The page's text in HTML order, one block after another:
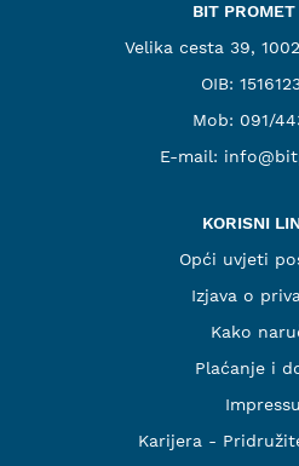
BIT PROMET
Velika cesta 39,
OIB:
Mob: 091/
E-mail:
KORISNI
Opći uvjeti
Izjava o
Kako
Plaćanje i
Karijera -